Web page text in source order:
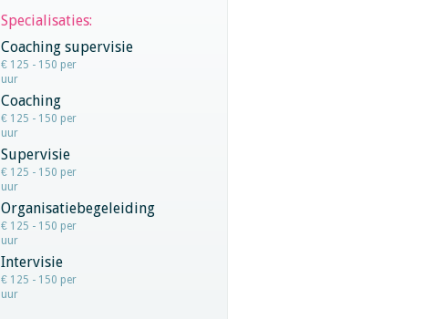
Specialisaties:
Coaching supervisie
€ 125 - 150 per
uur
Coaching
€ 125 - 150 per
uur
Supervisie
€ 125 - 150 per
uur
Organisatiebegeleiding
€ 125 - 150 per
uur
Intervisie
€ 125 - 150 per
uur